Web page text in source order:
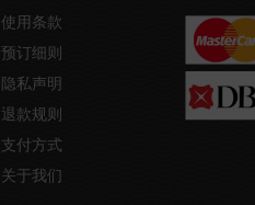
使用条款
预订细则
隐私声明
退款规则
支付方式
关于我们